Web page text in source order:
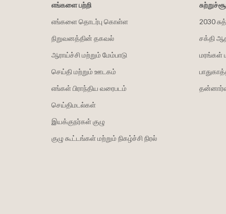
எங்களை பற்றி
எங்களை தொடர்பு கொள்ள
நிறுவனத்தின் தகவல்
ஆராய்ச்சி மற்றும் மேம்பாடு
செய்தி மற்றும் ஊடகம்
எங்கள் பிராந்திய வரைபடம்
செய்திமடல்கள்
இயக்குநர்கள் குழு
குழு கூட்டங்கள் மற்றும் நிகழ்ச்சி நிரல்
2030
சக்தி
மரங்கள்